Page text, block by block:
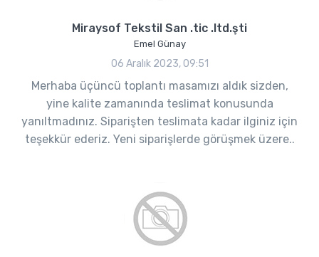
Miraysof Tekstil San .tic .ltd.şti
Emel Günay
06 Aralık 2023, 09:51
Merhaba üçüncü toplantı masamızı aldık sizden,
yine kalite zamanında teslimat konusunda
yanıltmadınız. Siparişten teslimata kadar ilginiz için
teşekkür ederiz. Yeni siparişlerde görüşmek üzere..